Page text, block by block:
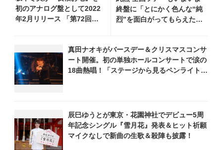
初のアナログ盤として2022
年2月リリース 「第72回
終盤に「とにかく色んな“純
烈”を面白がってもらえた
真田ナオキがバースデー＆クリスマスコンサ
ート開催。初の単独ホールコンサートで涙の
18曲熱唱！「ステージから見るペンライト
辰巳ゆうとが東京・花園神社でデビュー5周
年記念シングル『雪月花』発表＆ヒット祈願
マイクなしで新曲の生歌＆殺陣も披露！